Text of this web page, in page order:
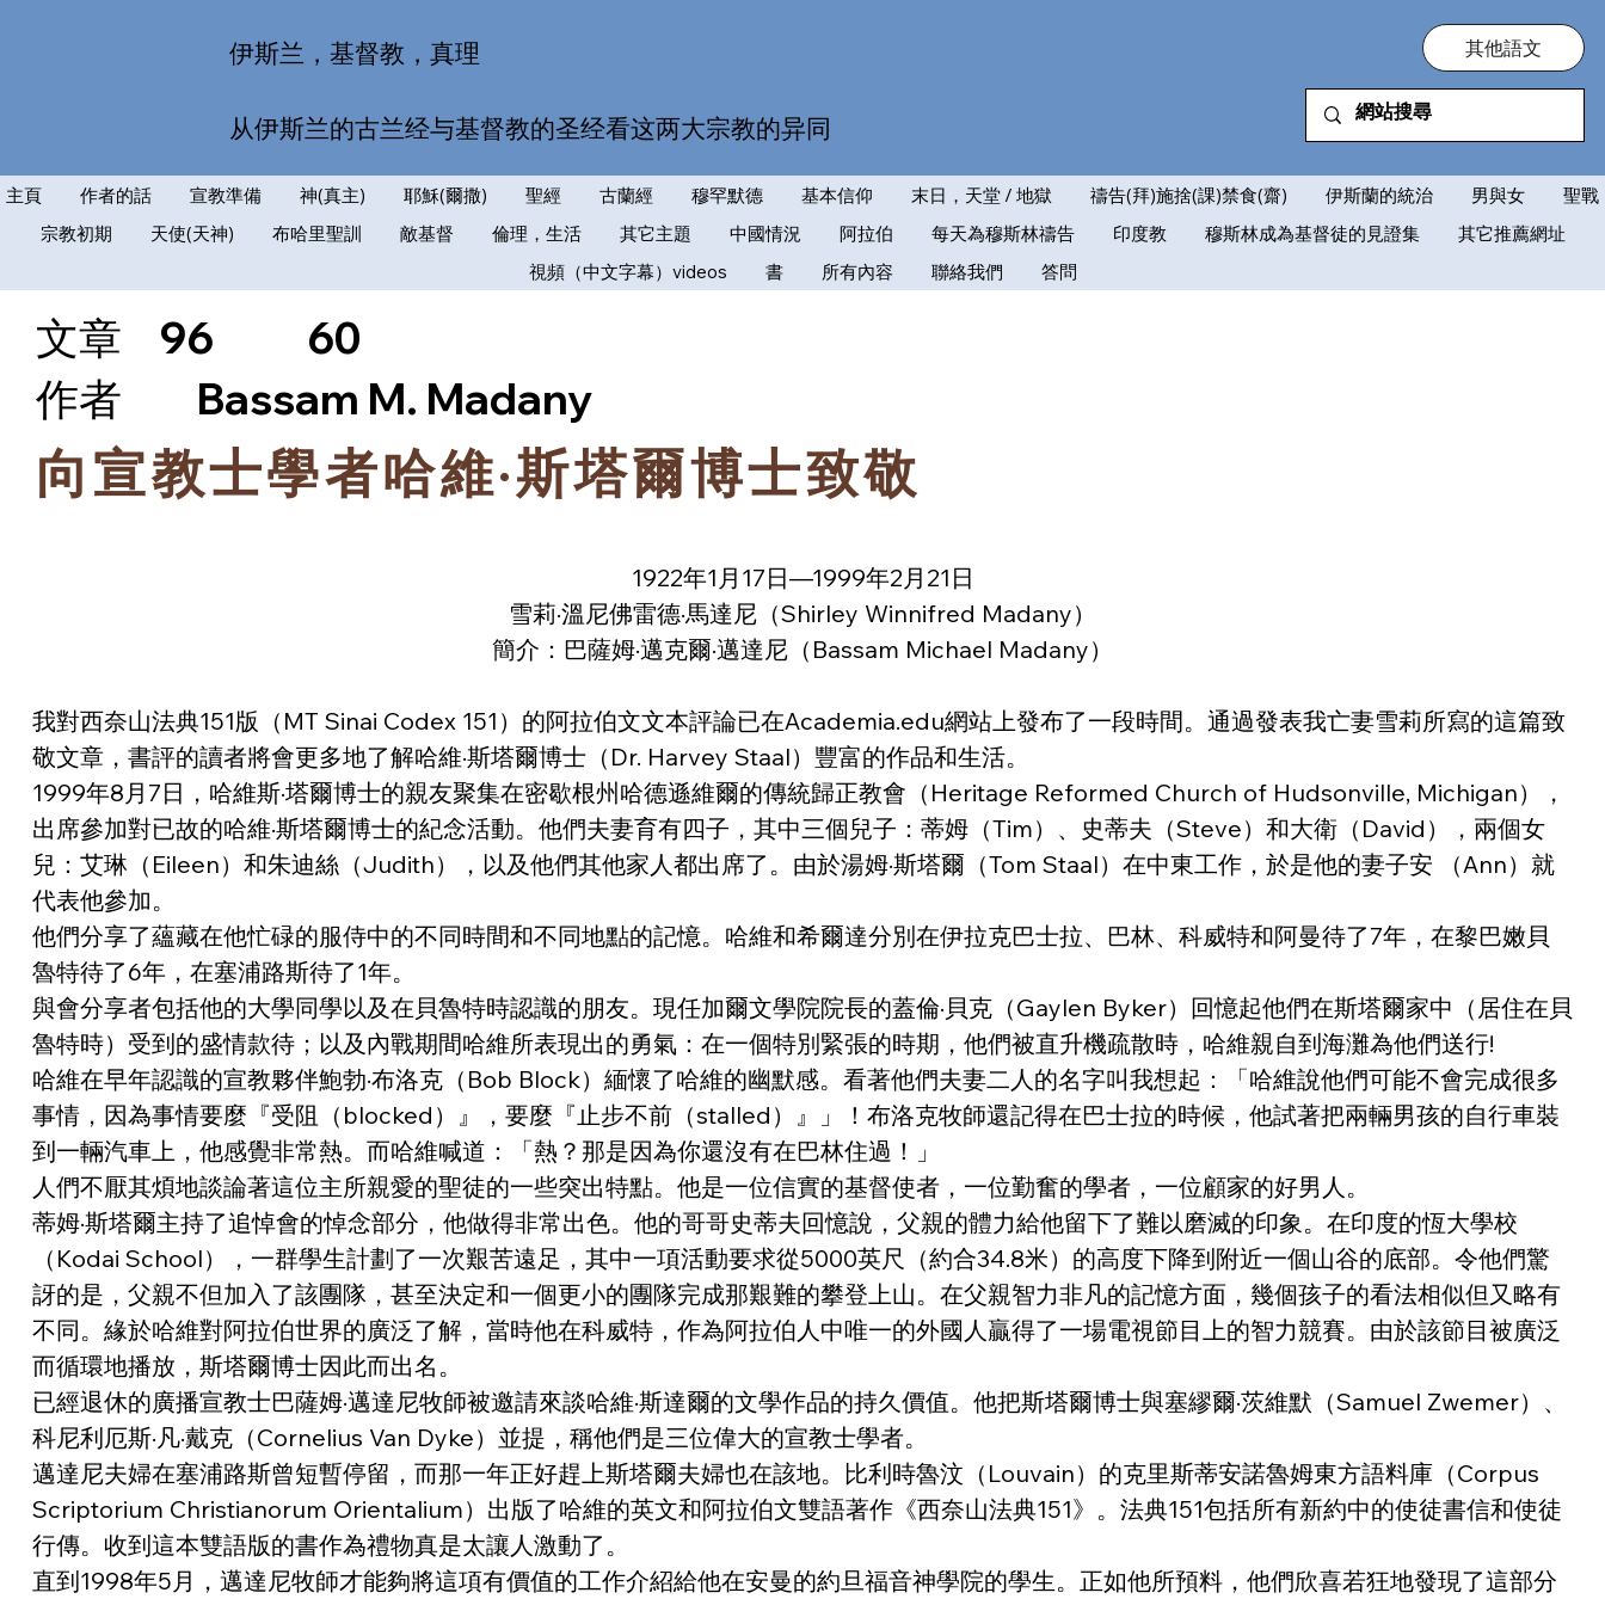
伊斯兰，基督教，真理
从伊斯兰的古兰经与基督教的圣经看这两大宗教的异同
其他語文
主頁 作者的話 宣教準備 神(真主) 耶穌(爾撒) 聖經 古蘭經 穆罕默德 基本信仰 末日，天堂 / 地獄 禱告(拜)施捨(課)禁食(齋) 伊斯蘭的統治 男與女
聖戰
宗教初期
天使(天神) 布哈里聖訓 敵基督 倫理，生活 其它主題 中國情況 阿拉伯 每天為穆斯林禱告 印度教 穆斯林成為基督徒的見證集
其它推薦網址
視頻（中文字幕）videos
書 所有內容 聯絡我們 答問
文章 96
60
​作者
Bassam M. Madany
向宣教士學者哈維·斯塔爾博士致敬
1922年1月17日—1999年2月21日
雪莉·溫尼佛雷德·馬達尼（Shirley Winnifred Madany）
簡介：巴薩姆·邁克爾·邁達尼（Bassam Michael Madany）
我對西奈山法典151版（MT Sinai Codex 151）的阿拉伯文文本評論已在Academia.edu網站上發布了一段時間。通過發表我亡妻雪莉所寫的這篇致
敬文章，書評的讀者將會更多地了解哈維·斯塔爾博士（Dr. Harvey Staal）豐富的作品和生活。
1999年8月7日，哈維斯·塔爾博士的親友聚集在密歇根州哈德遜維爾的傳統歸正教會（Heritage Reformed Church of Hudsonville, Michigan），
出席參加對已故的哈維·斯塔爾博士的紀念活動。他們夫妻育有四子，其中三個兒子：蒂姆（Tim）、史蒂夫（Steve）和大衛（David），兩個女
兒：艾琳（Eileen）和朱迪絲（Judith），以及他們其他家人都出席了。由於湯姆·斯塔爾（Tom Staal）在中東工作，於是他的妻子安 （Ann）就
代表他參加。
他們分享了蘊藏在他忙碌的服侍中的不同時間和不同地點的記憶。哈維和希爾達分別在伊拉克巴士拉、巴林、科威特和阿曼待了7年，在黎巴嫩貝
魯特待了6年，在塞浦路斯待了1年。
與會分享者包括他的大學同學以及在貝魯特時認識的朋友。現任加爾文學院院長的蓋倫·貝克（Gaylen Byker）回憶起他們在斯塔爾家中（居住在貝
魯特時）受到的盛情款待；以及內戰期間哈維所表現出的勇氣：在一個特別緊張的時期，他們被直升機疏散時，哈維親自到海灘為他們送行!
哈維在早年認識的宣教夥伴鮑勃·布洛克（Bob Block）緬懷了哈維的幽默感。看著他們夫妻二人的名字叫我想起：「哈維說他們可能不會完成很多
事情，因為事情要麼『受阻（blocked）』，要麼『止步不前（stalled）』」！布洛克牧師還記得在巴士拉的時候，他試著把兩輛男孩的自行車裝
到一輛汽車上，他感覺非常熱。而哈維喊道：「熱？那是因為你還沒有在巴林住過！」
人們不厭其煩地談論著這位主所親愛的聖徒的一些突出特點。他是一位信實的基督使者，一位勤奮的學者，一位顧家的好男人。
蒂姆·斯塔爾主持了追悼會的悼念部分，他做得非常出色。他的哥哥史蒂夫回憶說，父親的體力給他留下了難以磨滅的印象。在印度的恆大學校
（Kodai School），一群學生計劃了一次艱苦遠足，其中一項活動要求從5000英尺（約合34.8米）的高度下降到附近一個山谷的底部。令他們驚
訝的是，父親不但加入了該團隊，甚至決定和一個更小的團隊完成那艱難的攀登上山。在父親智力非凡的記憶方面，幾個孩子的看法相似但又略有
不同。緣於哈維對阿拉伯世界的廣泛了解，當時他在科威特，作為阿拉伯人中唯一的外國人贏得了一場電視節目上的智力競賽。由於該節目被廣泛
而循環地播放，斯塔爾博士因此而出名。
已經退休的廣播宣教士巴薩姆·邁達尼牧師被邀請來談哈維·斯達爾的文學作品的持久價值。他把斯塔爾博士與塞繆爾·茨維默（Samuel Zwemer）、
科尼利厄斯·凡·戴克（Cornelius Van Dyke）並提，稱他們是三位偉大的宣教士學者。
邁達尼夫婦在塞浦路斯曾短暫停留，而那一年正好趕上斯塔爾夫婦也在該地。比利時魯汶（Louvain）的克里斯蒂安諾魯姆東方語料庫（Corpus
Scriptorium Christianorum Orientalium）出版了哈維的英文和阿拉伯文雙語著作《西奈山法典151》。法典151包括所有新約中的使徒書信和使徒
行傳。收到這本雙語版的書作為禮物真是太讓人激動了。
直到1998年5月，邁達尼牧師才能夠將這項有價值的工作介紹給他在安曼的約旦福音神學院的學生。正如他所預料，他們欣喜若狂地發現了這部分